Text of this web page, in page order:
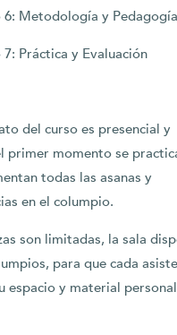
6: Metodología y Pedagogía
Práctica y Evaluación
del curso es presencial y
primer momento se
todas las asanas y
en el columpio.
son limitadas, la sala
para que cada
espacio y material